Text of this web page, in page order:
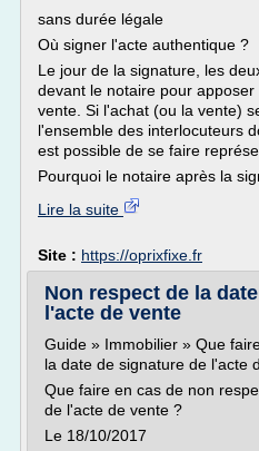
sans durée légale
Où signer l'acte authentique ?
Le jour de la signature, les
devant le notaire pour
vente. Si l'achat (ou la vente)
l'ensemble des interlocuteurs
est possible de se faire
Pourquoi le notaire après la
Lire la suite
Site : https://oprixfixe.fr
Non respect de la
l'acte de vente
Guide » Immobilier » Que
la date de signature de l'acte
Que faire en cas de non
de l'acte de vente ?
Le 18/10/2017